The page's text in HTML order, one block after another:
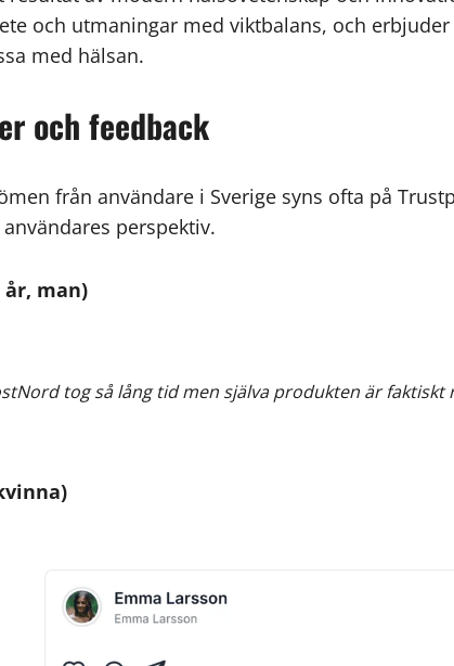
och utmaningar med viktbalans, och
med hälsan.
och feedback
från användare i Sverige syns ofta på
perspektiv.
år, man)
tog så lång tid men själva produkten är